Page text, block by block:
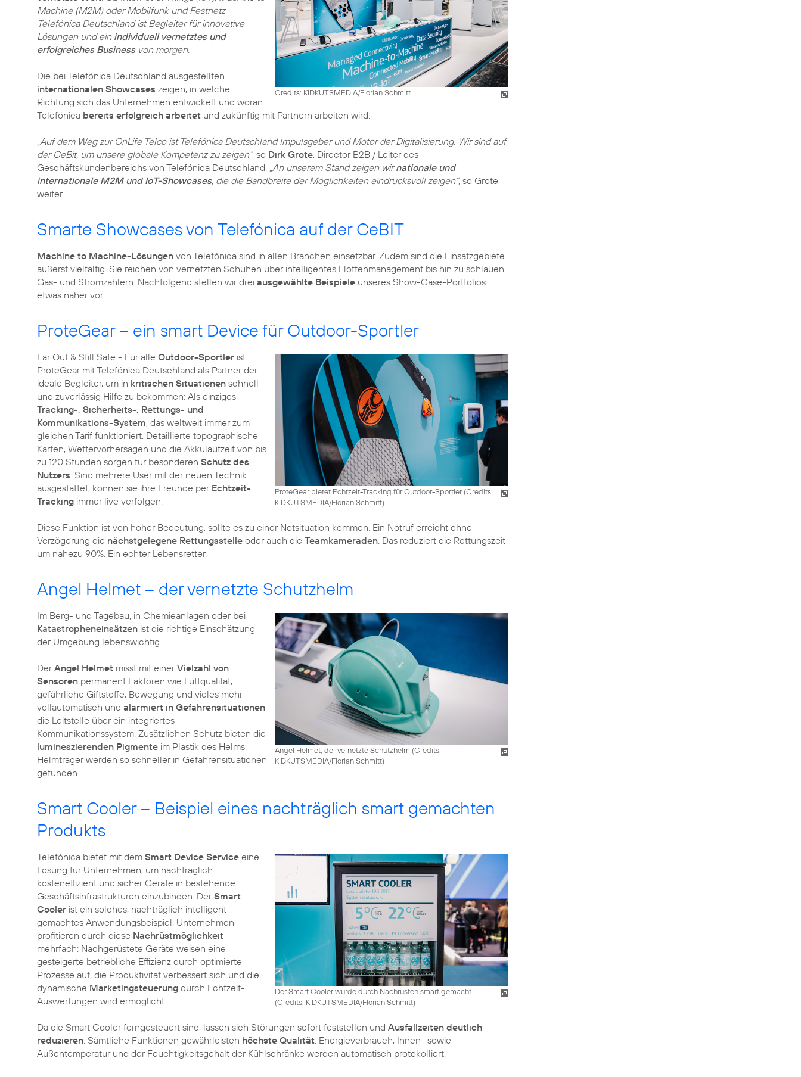
Credits: KIDKUTSMEDIA/Florian Schmitt
Machine (M2M) oder Mobilfunk und Festnetz –
Telefónica Deutschland ist Begleiter für innovative
Lösungen und ein individuell vernetztes und
erfolgreiches Businessvon morgen.
Die bei Telefónica Deutschland ausgestellten
internationalen Showcases zeigen, in welche
Richtung sich das Unternehmen entwickelt und woran
Telefónica bereits erfolgreich arbeitet und zukünftig mit Partnern arbeiten wird.
„Auf dem Weg zur OnLife Telco ist Telefónica Deutschland Impulsgeber und Motor der Digitalisierung. Wir sind auf
der CeBit, um unsere globale Kompetenz zu zeigen“, so Dirk Grote, Director B2B / Leiter des
Geschäftskundenbereichs von Telefónica Deutschland. „An unserem Stand zeigen wirnationale und
internationale M2M und IoT-Showcases, die die Bandbreite der Möglichkeiten eindrucksvoll zeigen", so Grote
weiter.
Smarte Showcases von Telefónica auf der CeBIT
Machine to Machine-Lösungen von Telefónica sind in allen Branchen einsetzbar. Zudem sind die Einsatzgebiete
äußerst vielfältig. Sie reichen von vernetzten Schuhen über intelligentes Flottenmanagement bis hin zu schlauen
Gas- und Stromzählern. Nachfolgend stellen wir drei ausgewählte Beispiele unseres Show-Case-Portfolios
etwas näher vor.
ProteGear – ein smart Device für Outdoor-Sportler
ProteGear bietet Echtzeit-Tracking für Outdoor-Sportler (Credits:
KIDKUTSMEDIA/Florian Schmitt)
Far Out & Still Safe - Für alle Outdoor-Sportler ist
ProteGear mit Telefónica Deutschland als Partner der
ideale Begleiter, um in kritischen Situationen schnell
und zuverlässig Hilfe zu bekommen: Als einziges
Tracking-, Sicherheits-, Rettungs- und
Kommunikations-System, das weltweit immer zum
gleichen Tarif funktioniert. Detaillierte topographische
Karten, Wettervorhersagen und die Akkulaufzeit von bis
zu 120 Stunden sorgen für besonderen Schutz des
Nutzers. Sind mehrere User mit der neuen Technik
ausgestattet, können sie ihre Freunde per Echtzeit-
Tracking immer live verfolgen.
Diese Funktion ist von hoher Bedeutung, sollte es zu einer Notsituation kommen. Ein Notruf erreicht ohne
Verzögerung die nächstgelegene Rettungsstelle oder auch die Teamkameraden. Das reduziert die Rettungszeit
um nahezu 90%. Ein echter Lebensretter.
Angel Helmet – der vernetzte Schutzhelm
Angel Helmet, der vernetzte Schutzhelm (Credits:
KIDKUTSMEDIA/Florian Schmitt)
Im Berg- und Tagebau, in Chemieanlagen oder bei
Katastropheneinsätzen ist die richtige Einschätzung
der Umgebung lebenswichtig.
DerAngel Helmet misst mit einerVielzahl von
Sensoren permanent Faktoren wie Luftqualität,
gefährliche Giftstoffe, Bewegung und vieles mehr
vollautomatisch und alarmiert in Gefahrensituationen
die Leitstelle über ein integriertes
Kommunikationssystem. Zusätzlichen Schutz bieten die
lumineszierenden Pigmente im Plastik des Helms.
Helmträger werden so schneller in Gefahrensituationen
gefunden.
Smart Cooler – Beispiel eines nachträglich smart gemachten
Produkts
Der Smart Cooler wurde durch Nachrüsten smart gemacht
(Credits: KIDKUTSMEDIA/Florian Schmitt)
Telefónica bietet mit dem Smart Device Service eine
Lösung für Unternehmen, um nachträglich
kosteneffizient und sicher Geräte in bestehende
Geschäftsinfrastrukturen einzubinden. DerSmart
Cooler ist ein solches, nachträglich intelligent
gemachtes Anwendungsbeispiel. Unternehmen
profitieren durch diese Nachrüstmöglichkeit
mehrfach: Nachgerüstete Geräte weisen eine
gesteigerte betriebliche Effizienz durch optimierte
Prozesse auf, die Produktivität verbessert sich und die
dynamische Marketingsteuerung durch Echtzeit-
Auswertungen wird ermöglicht.
Da die Smart Cooler ferngesteuert sind, lassen sich Störungen sofort feststellen und Ausfallzeiten deutlich
reduzieren. Sämtliche Funktionen gewährleisten höchste Qualität. Energieverbrauch, Innen- sowie
Außentemperatur und der Feuchtigkeitsgehalt der Kühlschränke werden automatisch protokolliert.